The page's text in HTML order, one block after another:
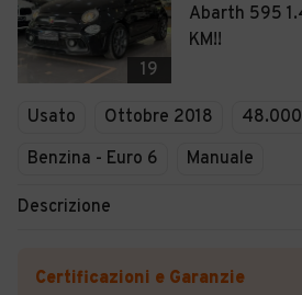
19
Abarth 595
KM!!
Usato Ottobre 2018
Benzina - Euro 6
Manuale
Descrizione
Certificazioni e Garanzie